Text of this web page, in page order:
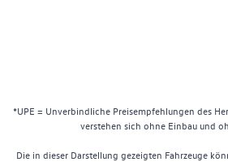
*UPE = Unverbindliche Preisempfehlungen des
verstehen sich ohne Einbau und
Die in dieser Darstellung gezeigten Fahrzeuge